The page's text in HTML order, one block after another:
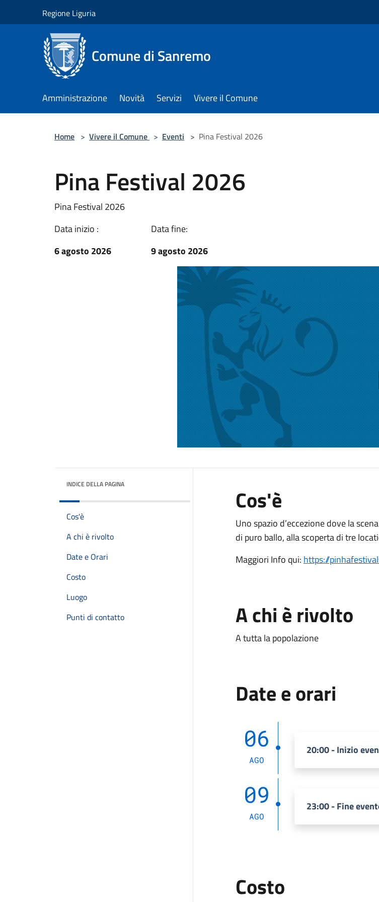
Regione Liguria
Comune di Sanremo
Amministrazione Novità Servizi Vivere il Comune
Home > Vivere il Comune > Eventi > Pina Festival 2026
Pina Festival 2026
Pina Festival 2026
Data inizio :
6 agosto 2026
Data fine:
9 agosto 2026
INDICE DELLA PAGINA
Cos'è
A chi è rivolto
Date e Orari
Costo
Luogo
Punti di contatto
Cos'è
Uno spazio d’eccezione dove la
di puro ballo, alla scoperta di tre
Maggiori Info qui: https://
A chi è rivolto
A tutta la popolazione
Date e orari
06
AGO
20:00 - Inizio
09
AGO
23:00 - Fine
Costo